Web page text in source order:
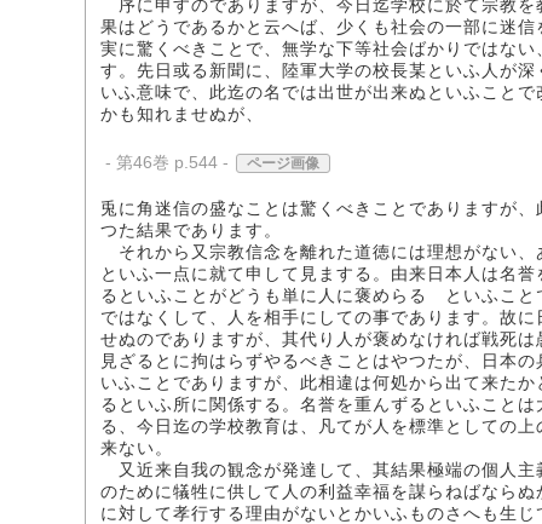
序に申すのでありますが、今日迄学校に於て宗教
果はどうであるかと云へば、少くも社会の一部に迷
実に驚くべきことで、無学な下等社会ばかりではな
す。先日或る新聞に、陸軍大学の校長某といふ人が
いふ意味で、此迄の名では出世が出来ぬといふこと
かも知れませぬが、
- 第46巻 p.544 - ページ画像
兎に角迷信の盛なことは驚くべきことでありますが
つた結果であります。
それから又宗教信念を離れた道徳には理想がない
といふ一点に就て申して見まする。由来日本人は名
るといふことがどうも単に人に褒めらるゝといふこ
ではなくして、人を相手にしての事であります。故
せぬのでありますが、其代り人が褒めなければ戦死
見ざるとに拘はらずやるべきことはやつたが、日本
いふことでありますが、此相違は何処から出て来た
るといふ所に関係する。名誉を重んずるといふこと
る、今日迄の学校教育は、凡てが人を標準としての
来ない。
又近来自我の観念が発達して、其結果極端の個人
のために犠牲に供して人の利益幸福を謀らねばなら
に対して孝行する理由がないとかいふものさへも生